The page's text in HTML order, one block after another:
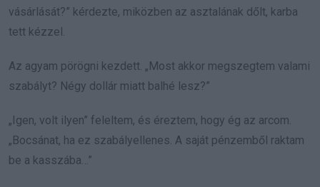
vásárlását?” kérdezte, miközben az asztalának dőlt, karba
tett kézzel.
Az agyam pörögni kezdett. „Most akkor megszegtem valami
szabályt? Négy dollár miatt balhé lesz?”
„Igen, volt ilyen” feleltem, és éreztem, hogy ég az arcom.
„Bocsánat, ha ez szabályellenes. A saját pénzemből raktam
be a kasszába…”